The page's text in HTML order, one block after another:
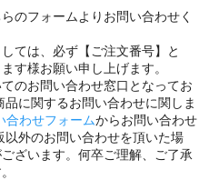
のフォームよりお問い合わせく
ては、必ず【ご注文番号】と
す様お願い申し上げます。
のお問い合わせ窓口となってお
に関するお問い合わせに関しま
合わせフォームからお問い合わせ
外のお問い合わせを頂いた場
ざいます。何卒ご理解、ご了承